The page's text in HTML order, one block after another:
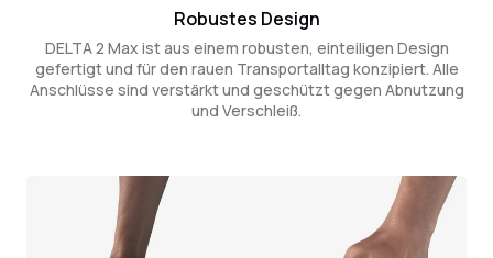
Robustes Design
DELTA 2 Max ist aus einem robusten, einteiligen Design
gefertigt und für den rauen Transportalltag konzipiert. Alle
Anschlüsse sind verstärkt und geschützt gegen Abnutzung
und Verschleiß.